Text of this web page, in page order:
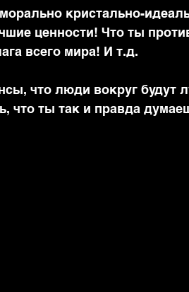
кристально-
ценности! Что ты
всего мира! И т.д.
что люди вокруг будут
что ты так и правда